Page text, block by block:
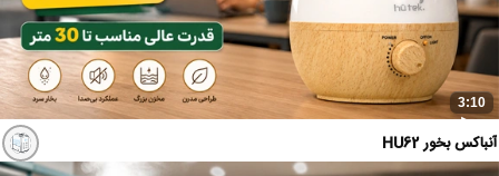
3:10
آنباکس بخور HU62